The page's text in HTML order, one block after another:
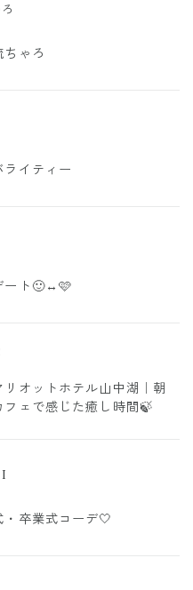
ちゃろ
ライティー
ート🙂‍↔️🩷
リオットホテル山中湖｜朝
フェで感じた癒し時間🍃
・卒業式コーデ🤍